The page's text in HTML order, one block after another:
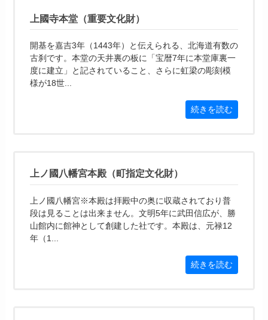
上國寺本堂（重要文化財）
開基を嘉吉3年（1443年）と伝えられる、北海道有数の
古刹です。本堂の天井裏の板に「宝暦7年に本堂庫裏一
度に建立」と記されていること、さらに虹梁の彫刻模
様が18世...
続きを読む
上ノ國八幡宮本殿（町指定文化財）
上ノ國八幡宮※本殿は拝殿中の奥に収蔵されており普
段は見ることは出来ません。文明5年に武田信広が、勝
山館内に館神として創建した社です。本殿は、元禄12
年（1...
続きを読む